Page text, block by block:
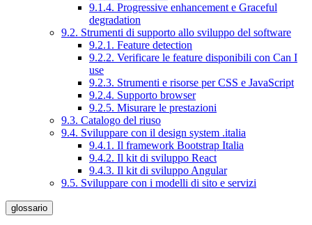
9.1.4. Progressive enhancement e Graceful
degradation
9.2. Strumenti di supporto allo sviluppo del software
9.2.1. Feature detection
9.2.2. Verificare le feature disponibili con Can I
use
9.2.3. Strumenti e risorse per CSS e JavaScript
9.2.4. Supporto browser
9.2.5. Misurare le prestazioni
9.3. Catalogo del riuso
9.4. Sviluppare con il design system .italia
9.4.1. Il framework Bootstrap Italia
9.4.2. Il kit di sviluppo React
9.4.3. Il kit di sviluppo Angular
9.5. Sviluppare con i modelli di sito e servizi
glossario